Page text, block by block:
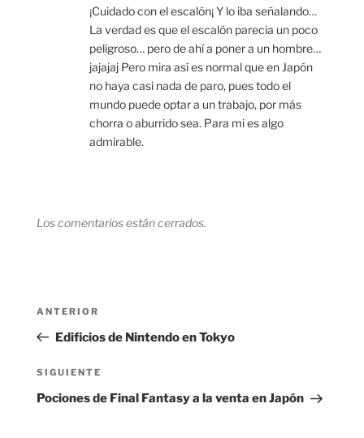
¡Cuidado con el escalón¡ Y lo iba señalando…
La verdad es que el escalón parecia un poco
peligroso… pero de ahí a poner a un hombre…
jajajaj Pero mira así es normal que en Japón
no haya casi nada de paro, pues todo el
mundo puede optar a un trabajo, por más
chorra o aburrido sea. Para mi es algo
admirable.
Los comentarios están cerrados.
entradas
Entrada
anterior:
ANTERIOR
Edificios de Nintendo en Tokyo
Siguiente
entrada
SIGUIENTE
Pociones de Final Fantasy a la venta en Japón